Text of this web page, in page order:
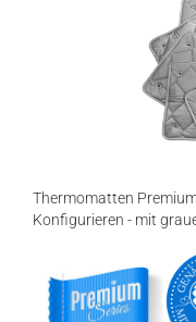
Thermomatten
Konfigurieren - mit